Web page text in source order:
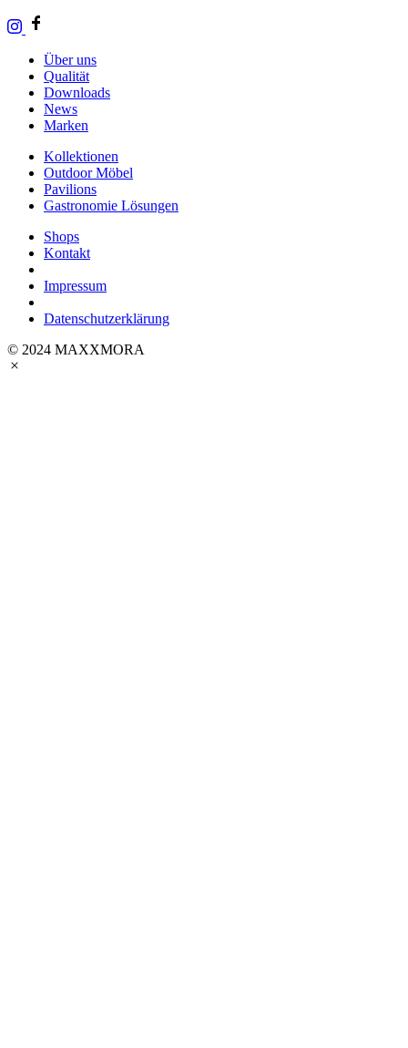
Über uns
Qualität
Downloads
News
Marken
Kollektionen
Outdoor Möbel
Pavilions
Gastronomie Lösungen
Shops
Kontakt
Impressum
Datenschutzerklärung
© 2024 MAXXMORA